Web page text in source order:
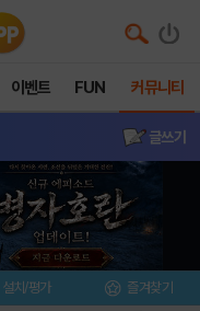
이벤트 FUN 커뮤니티
글쓰기
설치/평가 즐겨찾기